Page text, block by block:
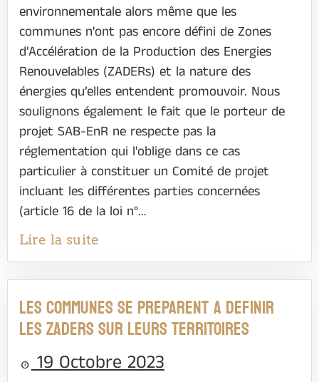
environnementale alors même que les
communes n'ont pas encore défini de Zones
d’Accélération de la Production des Energies
Renouvelables (ZADERs) et la nature des
énergies qu’elles entendent promouvoir. Nous
soulignons également le fait que le porteur de
projet SAB-EnR ne respecte pas la
réglementation qui l'oblige dans ce cas
particulier à constituer un Comité de projet
incluant les différentes parties concernées
(article 16 de la loi n°...
Lire la suite
LES COMMUNES SE PREPARENT A DEFINIR
LES ZADERs SUR LEURS TERRITOIRES
19 Octobre 2023